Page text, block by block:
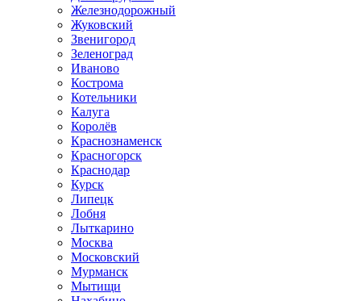
Железнодорожный
Жуковский
Звенигород
Зеленоград
Иваново
Кострома
Котельники
Калуга
Королёв
Краснознаменск
Красногорск
Краснодар
Курск
Липецк
Лобня
Лыткарино
Москва
Московский
Мурманск
Мытищи